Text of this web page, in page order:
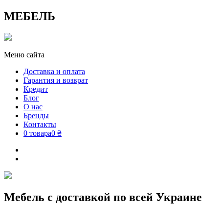
МЕБЕЛЬ
Меню сайта
Доставка и оплата
Гарантия и возврат
Кредит
Блог
О нас
Бренды
Контакты
0 товара0 ₴
Мебель с доставкой по всей Украине